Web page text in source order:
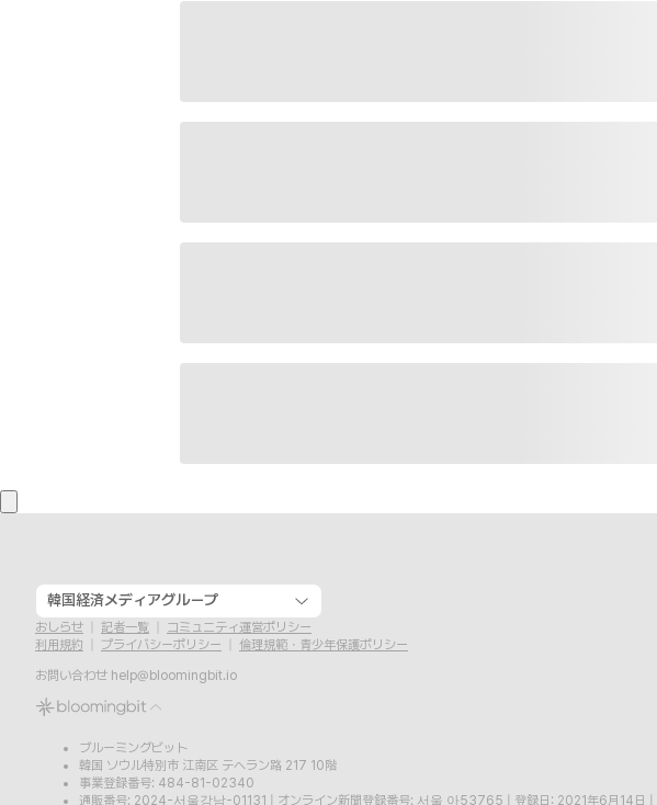
韓国経済メディアグループ
おしらせ 記者一覧
コミュニティ運営ポリシー
利用規約
プライバシーポリシー
倫理規範・青少年保護ポリシー
お問い合わせ help@bloomingbit.io
ブルーミングビット
韓国 ソウル特別市 江南区 テヘラン路 217 10階
事業登録番号: 484-81-02340
通販番号: 2024-서울강남-01131
オンライン新聞登録番号: 서울,아53765 登録日: 2021年6月14日